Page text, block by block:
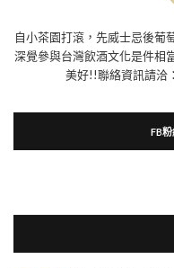
自小茶園打滾，先威士忌後葡
深覺參與台灣飲酒文化是件相
美好!!聯絡資訊請洽
FB